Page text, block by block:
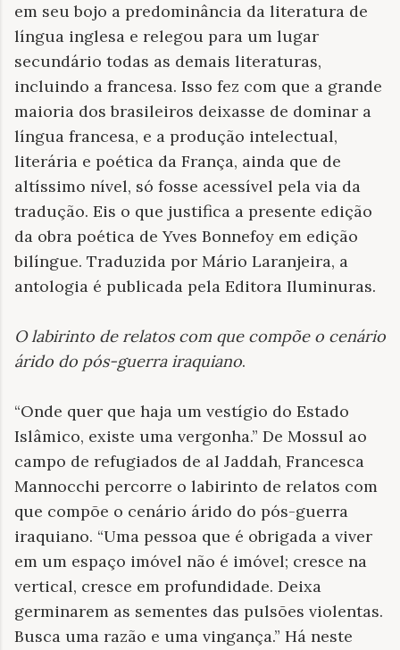
em seu bojo a predominância da literatura de
língua inglesa e relegou para um lugar
secundário todas as demais literaturas,
incluindo a francesa. Isso fez com que a grande
maioria dos brasileiros deixasse de dominar a
língua francesa, e a produção intelectual,
literária e poética da França, ainda que de
altíssimo nível, só fosse acessível pela via da
tradução. Eis o que justifica a presente edição
da obra poética de Yves Bonnefoy em edição
bilíngue. Traduzida por Mário Laranjeira, a
antologia é publicada pela Editora Iluminuras.
O labirinto de relatos com que compõe o cenário
árido do pós-guerra iraquiano.
“Onde quer que haja um vestígio do Estado
Islâmico, existe uma vergonha.” De Mossul ao
campo de refugiados de al Jaddah, Francesca
Mannocchi percorre o labirinto de relatos com
que compõe o cenário árido do pós-guerra
iraquiano. “Uma pessoa que é obrigada a viver
em um espaço imóvel não é imóvel; cresce na
vertical, cresce em profundidade. Deixa
germinarem as sementes das pulsões violentas.
Busca uma razão e uma vingança.” Há neste